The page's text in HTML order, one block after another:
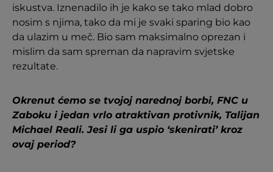
iskustva. Iznenadilo ih je kako se tako mlad dobro
nosim s njima, tako da mi je svaki sparing bio kao
da ulazim u meč. Bio sam maksimalno oprezan i
mislim da sam spreman da napravim svjetske
rezultate.
Okrenut ćemo se tvojoj narednoj borbi, FNC u
Zaboku i jedan vrlo atraktivan protivnik, Talijan
Michael Reali. Jesi li ga uspio ‘skenirati’ kroz
ovaj period?